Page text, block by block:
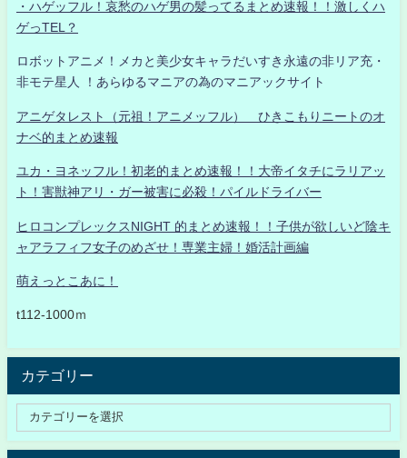
・ハゲッフル！哀愁のハゲ男の髪ってるまとめ速報！！激しくハ
ゲっTEL？
ロボットアニメ！メカと美少女キャラだいすき永遠の非リア充・
非モテ星人 ！あらゆるマニアの為のマニアックサイト
アニゲタレスト（元祖！アニメッフル） ひきこもりニートのオ
ナベ的まとめ速報
ユカ・ヨネッフル！初老的まとめ速報！！大帝イタチにラリアッ
ト！害獣神アリ・ガー被害に必殺！パイルドライバー
ヒロコンプレックスNIGHT 的まとめ速報！！子供が欲しいど陰キ
ャアラフィフ女子のめざせ！専業主婦！婚活計画編
萌えっとこあに！
t112-1000ｍ
カテゴリー